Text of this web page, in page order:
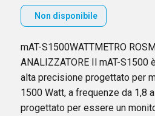
Non disponibile
mAT-S1500WATTMETRO
ANALIZZATORE Il mAT-
alta precisione progettato per
1500 Watt, a frequenze da 1,8
progettato per essere un